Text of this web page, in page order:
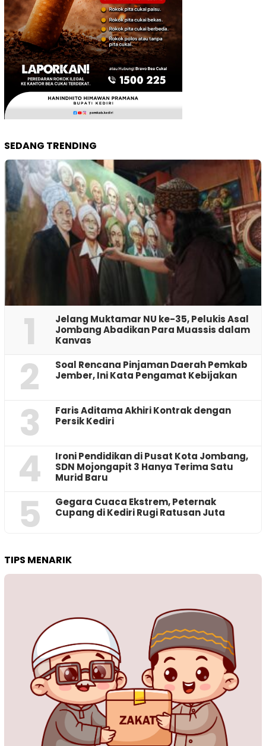
SEDANG TRENDING
1
Jelang Muktamar NU ke-35, Pelukis Asal
Jombang Abadikan Para Muassis dalam
Kanvas
2
‎Soal Rencana Pinjaman Daerah Pemkab
Jember, Ini Kata Pengamat Kebijakan ‎
3
Faris Aditama Akhiri Kontrak dengan
Persik Kediri
4
Ironi Pendidikan di Pusat Kota Jombang,
SDN Mojongapit 3 Hanya Terima Satu
Murid Baru
5
‎Gegara Cuaca Ekstrem, Peternak
Cupang di Kediri Rugi Ratusan Juta
TIPS MENARIK